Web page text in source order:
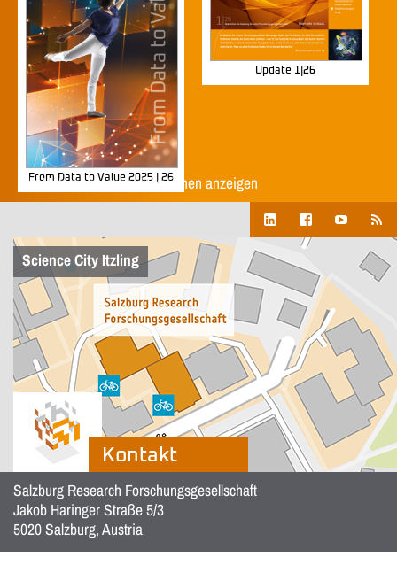
Kontakt
Salzburg Research Forschungsgesellschaft
Jakob Haringer Straße 5/3
5020 Salzburg, Austria
Science City Itzling
From Data to Value 2025 | 26
Update 1|26
Alle Unternehmenspublikationen anzeigen